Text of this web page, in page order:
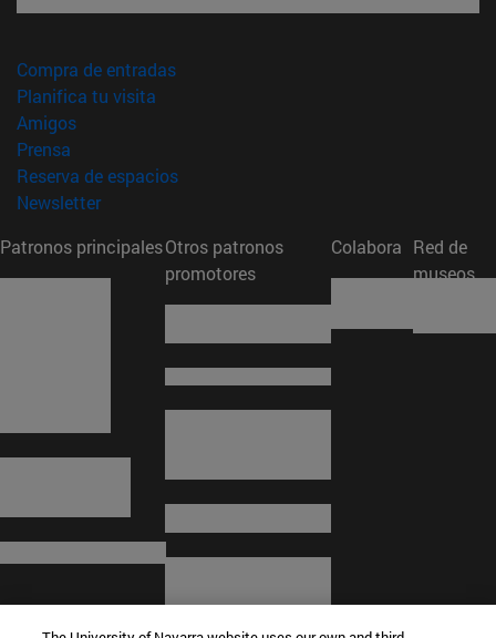
Compra de entradas(abre en nueva ventana)
Planifica tu visita
Amigos(abre en nueva ventana)
Prensa
Reserva de espacios(abre en nueva ventana)
Newsletter(abre en nueva ventana)
Patronos principalesOtros patronos
promotores
Colabora Red de
museos